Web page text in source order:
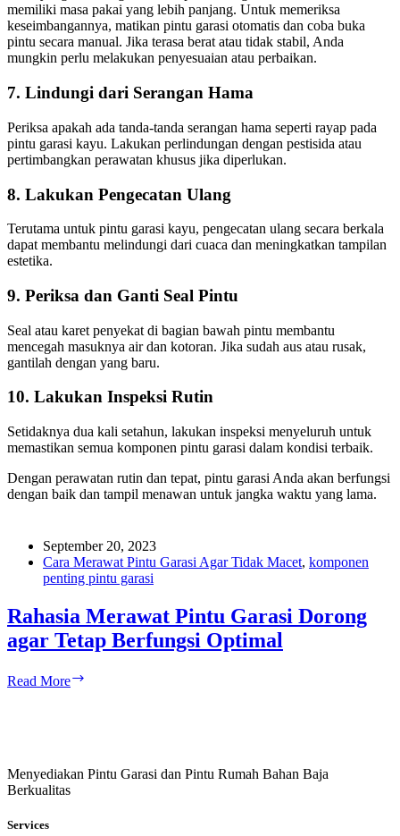
memiliki masa pakai yang lebih panjang. Untuk memeriksa
keseimbangannya, matikan pintu garasi otomatis dan coba buka
pintu secara manual. Jika terasa berat atau tidak stabil, Anda
mungkin perlu melakukan penyesuaian atau perbaikan.
7. Lindungi dari Serangan Hama
Periksa apakah ada tanda-tanda serangan hama seperti rayap pada
pintu garasi kayu. Lakukan perlindungan dengan pestisida atau
pertimbangkan perawatan khusus jika diperlukan.
8. Lakukan Pengecatan Ulang
Terutama untuk pintu garasi kayu, pengecatan ulang secara berkala
dapat membantu melindungi dari cuaca dan meningkatkan tampilan
estetika.
9. Periksa dan Ganti Seal Pintu
Seal atau karet penyekat di bagian bawah pintu membantu
mencegah masuknya air dan kotoran. Jika sudah aus atau rusak,
gantilah dengan yang baru.
10. Lakukan Inspeksi Rutin
Setidaknya dua kali setahun, lakukan inspeksi menyeluruh untuk
memastikan semua komponen pintu garasi dalam kondisi terbaik.
Dengan perawatan rutin dan tepat, pintu garasi Anda akan berfungsi
dengan baik dan tampil menawan untuk jangka waktu yang lama.
September 20, 2023
Cara Merawat Pintu Garasi Agar Tidak Macet, komponen
penting pintu garasi
Rahasia Merawat Pintu Garasi Dorong
agar Tetap Berfungsi Optimal
Read More
Tetap
Menyediakan Pintu Garasi dan Pintu Rumah Bahan Baja
Berkualitas
Services